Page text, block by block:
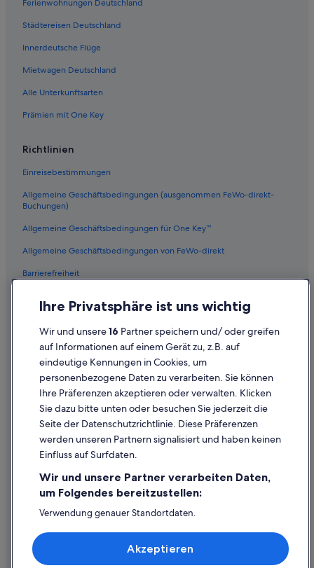
Hotels mit Restaurant in Shibuya
Business in Shibuya
Apa Hotels in Tokio
Apa Hotels in Shinjuku
Hotels mit Kinderbetreuung in Shibuya
Melia Hotels in Tokio
Dogenzaka: Hotels
Hilton Hotels in Shibuya
Historische in Shibuya
Fujita Kanko Hotels in Takadanobaba
Sakuragaokacho: Hotels
Daikanyama: Hotels
Daiwa Roynet Hotels in Shibuya
Prince Hotels in Azabu-Juban
Marriott Hotels & Resorts in Shibuya
Hotels mit Pool in Shibuya
Livemax Hotels in Shinjuku
Hotels nahe Love Hotel Hill
Aoyama: Hotels
Apa Hotels in Shibuya
Villa Fontaine Hotels in Shinjuku
Prince Hotels in Tokio
Ferienwohnungen Deutschland
Städtereisen Deutschland
Innerdeutsche Flüge
Mietwagen Deutschland
Alle Unterkunftsarten
Prämien mit One Key
Richtlinien
Einreisebestimmungen
Allgemeine Geschäftsbedingungen (ausgenommen FeWo-direkt-
Buchungen)
Allgemeine Geschäftsbedingungen für One Key™
Allgemeine Geschäftsbedingungen von FeWo-direkt
Barrierefreiheit
Rechtliche Hinweise/Kontakt
Inhaltsrichtlinien und Melden von Inhalten
Hilfe
Hilfe
Flug stornieren
Rückerstattungsdauer
Expedia-Gutschein einlösen
Internationale Reisedokumente
Ihre Privatsphäre ist uns wichtig
Wir und unsere16 Partner speichern und/ oder greifen
auf Informationen auf einem Gerät zu, z.B. auf
eindeutige Kennungen in Cookies, um
personenbezogene Daten zu verarbeiten. Sie können
Ihre Präferenzen akzeptieren oder verwalten. Klicken
Sie dazu bitte unten oder besuchen Sie jederzeit die
Seite der Datenschutzrichtlinie. Diese Präferenzen
werden unseren Partnern signalisiert und haben keinen
Einfluss auf Surfdaten.
Wir und unsere Partner verarbeiten Daten,
um Folgendes bereitzustellen:
Verwendung genauer Standortdaten.
Speichern von oder Zugriff auf Informationen auf einem
Endgerät. Personalisierte Werbung und Inhalte, Messung
von Werbeleistung und der Performance von Inhalten,
Akzeptieren